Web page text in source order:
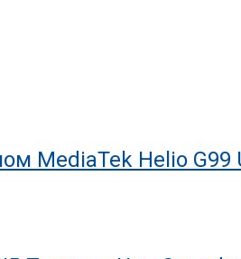
MediaTek Helio